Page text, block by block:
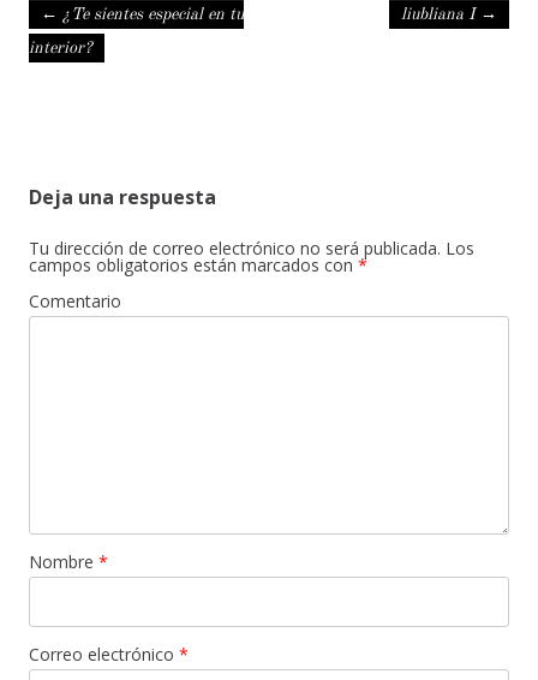
Navegación de entradas
← ¿Te sientes especial en tu
interior?
liubliana I →
Deja una respuesta
Tu dirección de correo electrónico no será publicada. Los
campos obligatorios están marcados con *
Comentario
Nombre *
Correo electrónico *